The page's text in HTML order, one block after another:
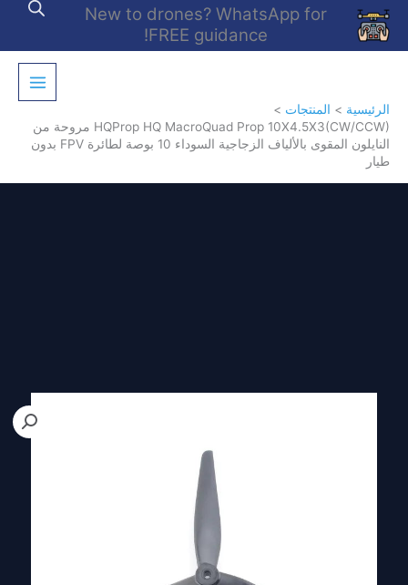
تخطي
المحتوى
New to drones? WhatsApp for
FREE guidance!
الرئيسية
المنتجات
HQProp HQ MacroQuad Prop 10X4.5X3(CW/CCW) مروحة من
النايلون المقوى بالألياف الزجاجية السوداء 10 بوصة لطائرة FPV بدون
طيار